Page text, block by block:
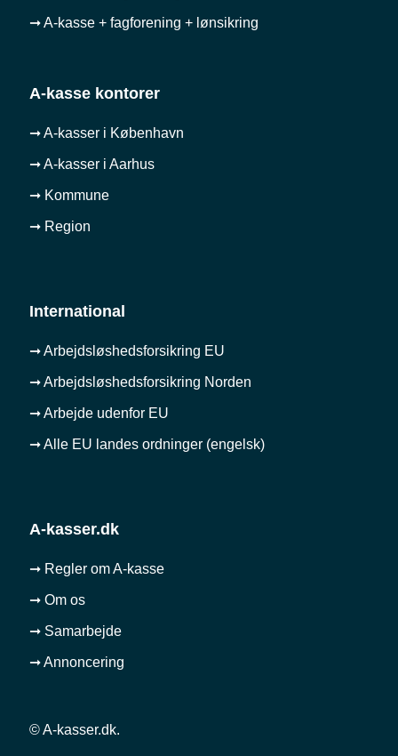
➞ A-kasse + fagforening + lønsikring
A-kasse kontorer
➞ A-kasser i København
➞ A-kasser i Aarhus
➞ Kommune
➞ Region
International
➞ Arbejdsløshedsforsikring EU
➞ Arbejdsløshedsforsikring Norden
➞ Arbejde udenfor EU
➞ Alle EU landes ordninger (engelsk)
A-kasser.dk
➞ Regler om A-kasse
➞ Om os
➞ Samarbejde
➞ Annoncering
© A-kasser.dk.